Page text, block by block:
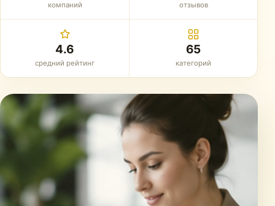
компаний отзывов
4.6
средний рейтинг
65
категорий